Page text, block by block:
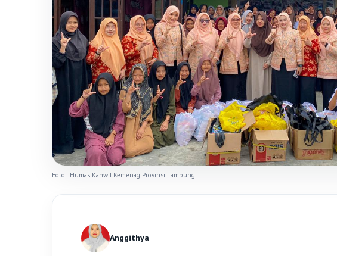
Foto : Humas Kanwil Kemenag Provinsi Lampung
Anggithya